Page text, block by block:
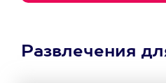
Развлечения